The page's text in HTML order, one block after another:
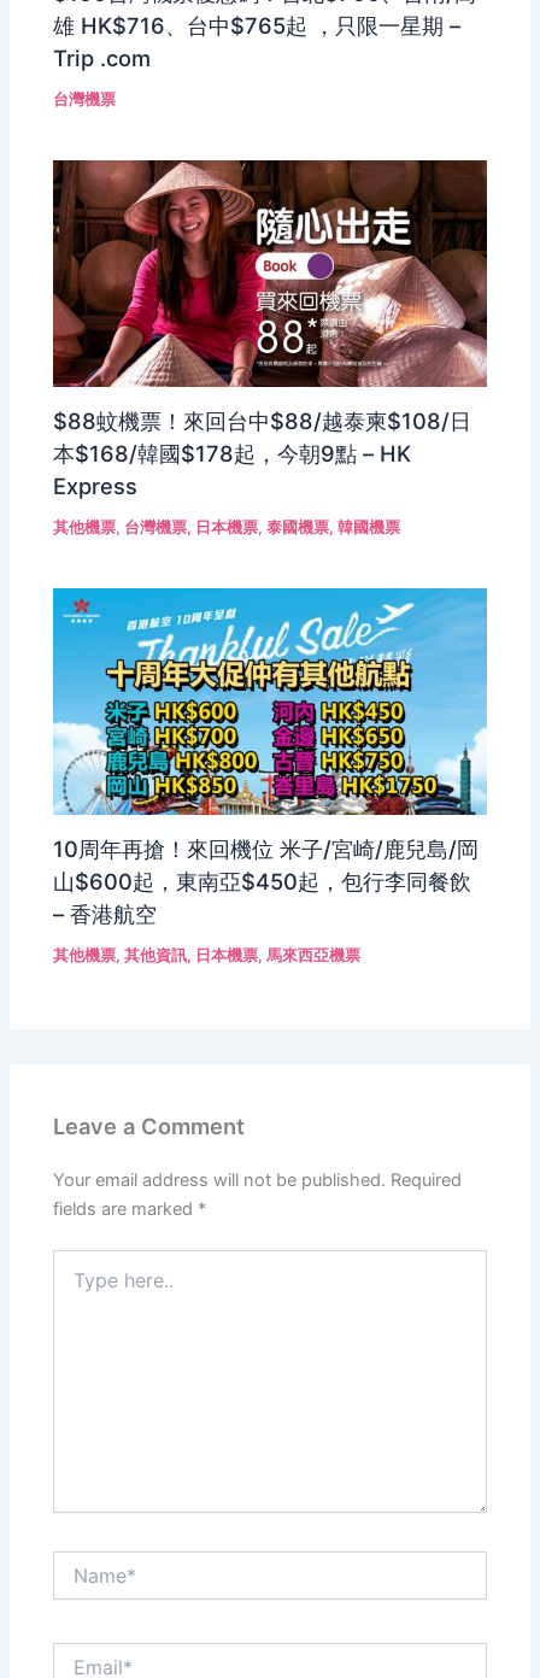
雄 HK$716、台中$765起 ，只限一星期 –
Trip .com
台灣機票
$88蚊機票！來回台中$88/越泰柬$108/日
本$168/韓國$178起，今朝9點 – HK
Express
其他機票, 台灣機票, 日本機票,泰國機票,韓國機票
10周年再搶！來回機位 米子/宮崎/鹿兒島/岡
山$600起，東南亞$450起，包行李同餐飲
– 香港航空
其他機票,其他資訊, 日本機票,馬來西亞機票
Leave a Comment
Your email address will not be published. Required
fields are marked *
here..